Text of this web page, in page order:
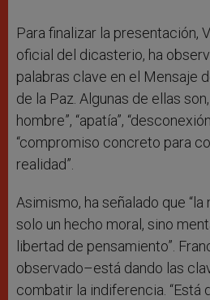
Para finalizar la presentación,
oficial del dicasterio, ha
palabras clave en el Mensaje
de la Paz. Algunas de ellas
hombre”, “apatía”,
“compromiso concreto para
realidad”.
Asimismo, ha señalado que
solo un hecho moral, sino
libertad de pensamiento”.
observado–está dando las
combatir la indiferencia. “Está